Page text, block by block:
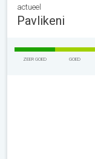
actueel
Pavlikeni
ZEER GOED GOED